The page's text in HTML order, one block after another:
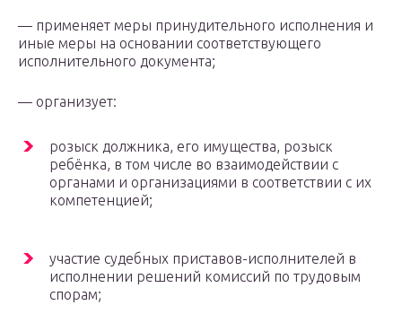
— применяет меры принудительного исполнения и
иные меры на основании соответствующего
исполнительного документа;
— организует:
розыск должника, его имущества, розыск
ребёнка, в том числе во взаимодействии с
органами и организациями в соответствии с их
компетенцией;
участие судебных приставов-исполнителей в
исполнении решений комиссий по трудовым
спорам;